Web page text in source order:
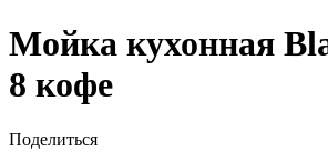
Мойка кухонная
8 кофе
Поделиться